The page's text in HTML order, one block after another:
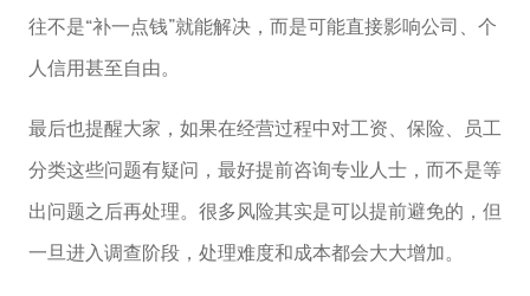
往不是“补一点钱”就能解决，而是可能直接影响公司、个
人信用甚至自由。
最后也提醒大家，如果在经营过程中对工资、保险、员工
分类这些问题有疑问，最好提前咨询专业人士，而不是等
出问题之后再处理。很多风险其实是可以提前避免的，但
一旦进入调查阶段，处理难度和成本都会大大增加。